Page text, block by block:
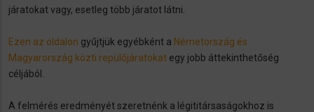
járatokat vagy, esetleg több járatot látni.
Ezen az oldalon gyűjtjük egyébként a Németország és
Magyarország közti repülőjáratokat egy jobb áttekinthetőség
céljából.
A felmérés eredményét szeretnénk a légititársaságokhoz is